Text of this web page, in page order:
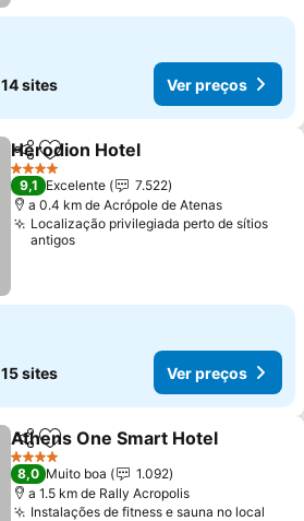
14 sites Ver preços
PartilharAdicionar aos favoritos
Herodion Hotel
4 Estrelas
9,1 Excelente
7.522
a 0.4 km de Acrópole de Atenas
Localização privilegiada perto de sítios
antigos
15 sites Ver preços
PartilharAdicionar aos favoritos
Athens One Smart Hotel
4 Estrelas
8,0 Muito boa
1.092
a 1.5 km de Rally Acropolis
Instalações de fitness e sauna no local